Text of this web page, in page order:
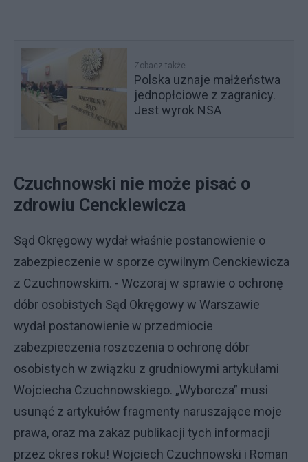
Zobacz także
Polska uznaje małżeństwa
jednopłciowe z zagranicy.
Jest wyrok NSA
Czuchnowski nie może pisać o
zdrowiu Cenckiewicza
Sąd Okręgowy wydał właśnie postanowienie o
zabezpieczenie w sporze cywilnym Cenckiewicza
z Czuchnowskim. - Wczoraj w sprawie o ochronę
dóbr osobistych Sąd Okręgowy w Warszawie
wydał postanowienie w przedmiocie
zabezpieczenia roszczenia o ochronę dóbr
osobistych w związku z grudniowymi artykułami
Wojciecha Czuchnowskiego. „Wyborcza” musi
usunąć z artykułów fragmenty naruszające moje
prawa, oraz ma zakaz publikacji tych informacji
przez okres roku! Wojciech Czuchnowski i Roman